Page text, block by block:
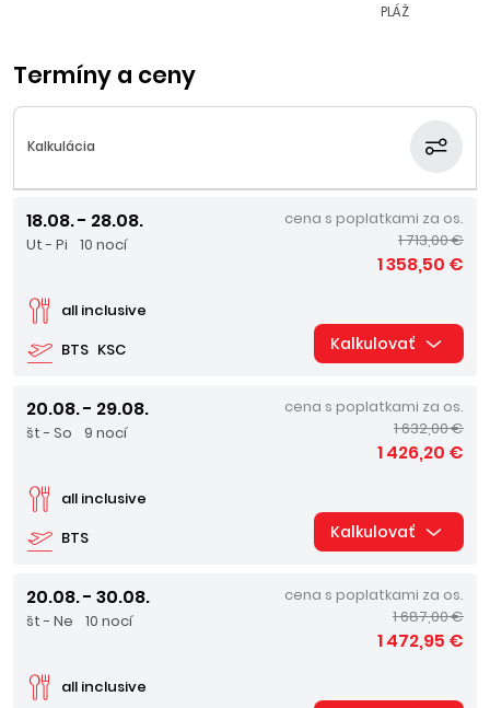
PLÁŽ
Termíny a ceny
Kalkulácia
18.08. - 28.08.
Ut - Pi 10 nocí
BTS KSC
all inclusive
cena s poplatkami za os.
1 713,00 €
1 358,50 €
Kalkulovať
20.08. - 29.08.
št - So 9 nocí
BTS
all inclusive
cena s poplatkami za os.
1 632,00 €
1 426,20 €
Kalkulovať
20.08. - 30.08.
št - Ne 10 nocí
all inclusive
cena s poplatkami za os.
1 687,00 €
1 472,95 €